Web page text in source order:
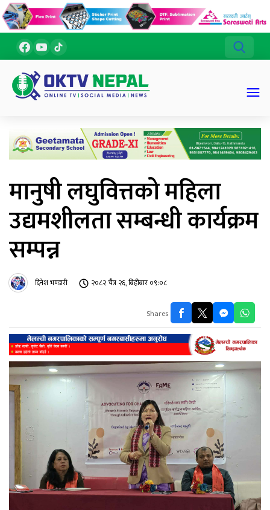
मानुषी लघुवित्तको महिला
उद्यमशीलता सम्बन्धी कार्यक्रम
सम्पन्न
दिनेश भण्डारी २०८२ चैत्र २६, बिहीबार ०९:०८
Shares